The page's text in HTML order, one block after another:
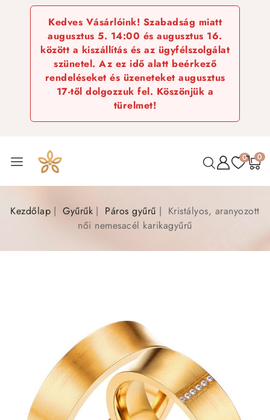
Kedves Vásárlóink! Szabadság miatt
augusztus 5. 14:00 és augusztus 16.
között a kiszállítás és az ügyfélszolgálat
szünetel. Az ez idő alatt beérkező
rendeléseket és üzeneteket augusztus
17-től dolgozzuk fel. Köszönjük a
türelmet!
0 0
Kezdőlap Gyűrűk Páros gyűrű
Kristályos, aranyozott
női nemesacél karikagyűrű